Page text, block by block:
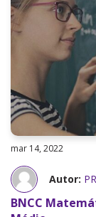
mar 14, 2022
Autor:
BNCC